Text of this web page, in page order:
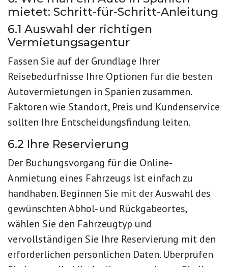
mietet: Schritt-für-Schritt-Anleitung
6.1 Auswahl der richtigen
Vermietungsagentur
Fassen Sie auf der Grundlage Ihrer
Reisebedürfnisse Ihre Optionen für die besten
Autovermietungen in Spanien zusammen.
Faktoren wie Standort, Preis und Kundenservice
sollten Ihre Entscheidungsfindung leiten.
6.2 Ihre Reservierung
Der Buchungsvorgang für die Online-
Anmietung eines Fahrzeugs ist einfach zu
handhaben. Beginnen Sie mit der Auswahl des
gewünschten Abhol- und Rückgabeortes,
wählen Sie den Fahrzeugtyp und
vervollständigen Sie Ihre Reservierung mit den
erforderlichen persönlichen Daten. Überprüfen